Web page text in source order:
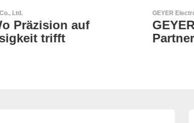
GEYER Electronic GmbH
GEYER - Ihr zuverlässiger
Partner